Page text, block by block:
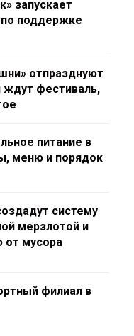
запускает
поддержке
отпразднуют
ждут фестиваль,
питание в
меню и порядок
систему
мерзлотой и
от мусора
филиал в